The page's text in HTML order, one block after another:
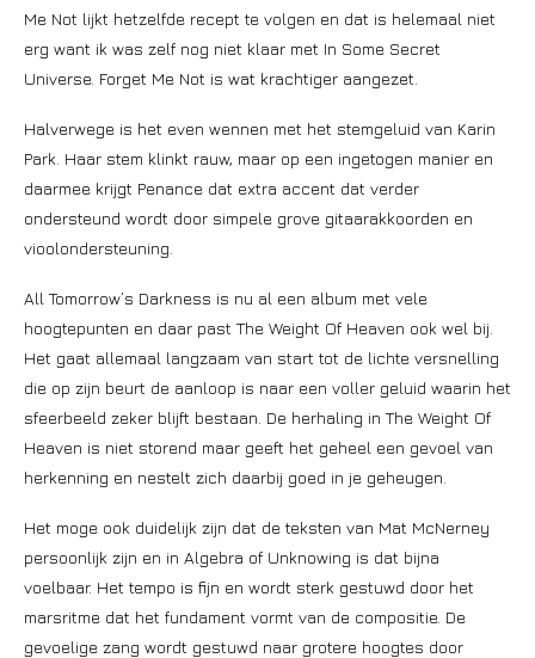
Me Not lijkt hetzelfde recept te volgen en dat is helemaal niet
erg want ik was zelf nog niet klaar met In Some Secret
Universe. Forget Me Not is wat krachtiger aangezet.
Halverwege is het even wennen met het stemgeluid van Karin
Park. Haar stem klinkt rauw, maar op een ingetogen manier en
daarmee krijgt Penance dat extra accent dat verder
ondersteund wordt door simpele grove gitaarakkoorden en
vioolondersteuning.
All Tomorrow’s Darkness is nu al een album met vele
hoogtepunten en daar past The Weight Of Heaven ook wel bij.
Het gaat allemaal langzaam van start tot de lichte versnelling
die op zijn beurt de aanloop is naar een voller geluid waarin het
sfeerbeeld zeker blijft bestaan. De herhaling in The Weight Of
Heaven is niet storend maar geeft het geheel een gevoel van
herkenning en nestelt zich daarbij goed in je geheugen.
Het moge ook duidelijk zijn dat de teksten van Mat McNerney
persoonlijk zijn en in Algebra of Unknowing is dat bijna
voelbaar. Het tempo is fijn en wordt sterk gestuwd door het
marsritme dat het fundament vormt van de compositie. De
gevoelige zang wordt gestuwd naar grotere hoogtes door